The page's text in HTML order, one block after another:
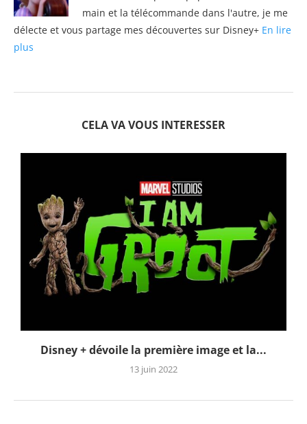
main et la télécommande dans l'autre, je me
délecte et vous partage mes découvertes sur Disney+ En lire
plus
CELA VA VOUS INTERESSER
Disney + dévoile la première image et la...
13 juin 2022